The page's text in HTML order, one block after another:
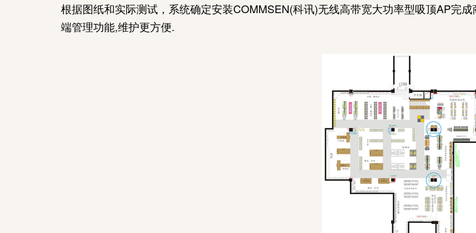
根据图纸和实际测试，系统确定安装COMMSEN(科讯)无线高带宽大功率型吸顶AP完
端管理功能,维护更方便.